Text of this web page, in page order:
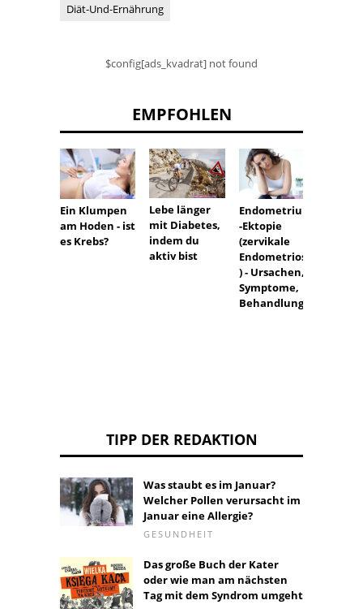
Diät-Und-Ernährung
$config[ads_kvadrat] not found
EMPFOHLEN
Ein Klumpen
am Hoden - ist
es Krebs?
Lebe länger
mit Diabetes,
indem du
aktiv bist
Endometrium
-Ektopie
(zervikale
Endometriose
) - Ursachen,
Symptome,
Behandlung
TIPP DER REDAKTION
Was staubt es im Januar?
Welcher Pollen verursacht im
Januar eine Allergie?
GESUNDHEIT
Das große Buch der Kater
oder wie man am nächsten
Tag mit dem Syndrom umgeht